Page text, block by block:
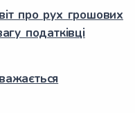
про рух грошових
податківці